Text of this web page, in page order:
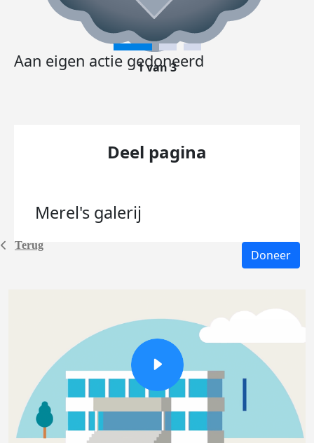
Terug
Aan eigen actie gedoneerd
1 van 3
Deel pagina
Merel's galerij
Doneer